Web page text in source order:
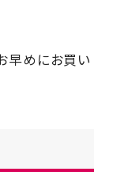
早めにお買い